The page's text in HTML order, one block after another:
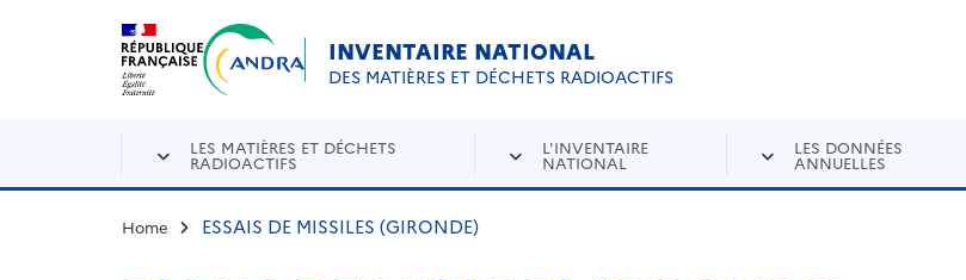
Aller au contenu principal
INVENTAIRE NATIONAL
DES MATIÈRES ET DÉCHETS RADIOACTIFS
LES MATIÈRES ET DÉCHETS
RADIOACTIFS
L'INVENTAIRE
NATIONAL
LES DONNÉES
ANNUELLES
Home ESSAIS DE MISSILES (GIRONDE)